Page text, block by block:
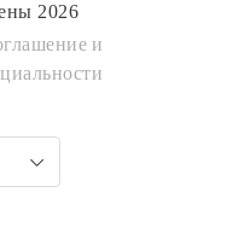
2026
и